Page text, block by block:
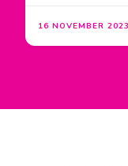
16 NOVEMBER 2023